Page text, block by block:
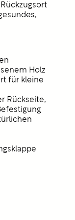
Holz
für kleine
Rückseite,